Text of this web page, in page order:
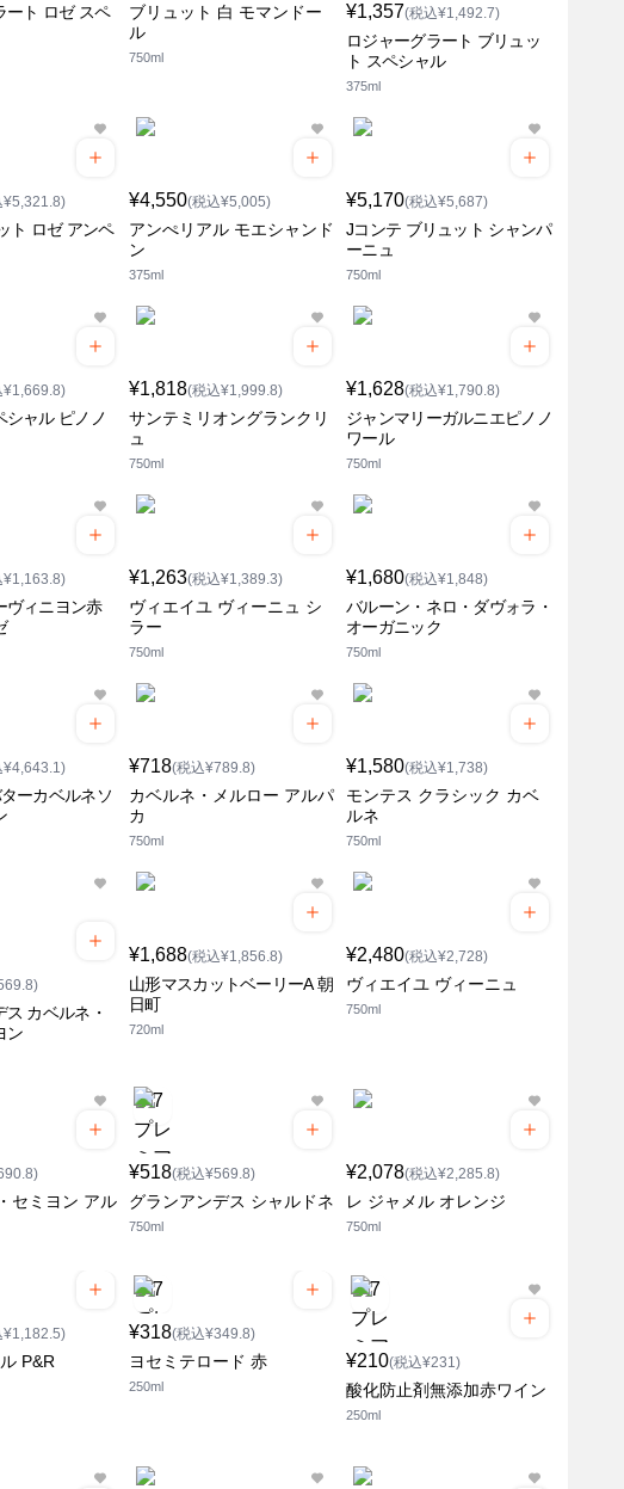
ート ロゼ スペ
ブリュット 白 モマンドー
ル
750ml
¥1,357(税込¥1,492.7)
ロジャーグラート ブリュッ
ト スペシャル
375ml
¥5,321.8)
ト ロゼ アンペ
¥4,550(税込¥5,005)
アンぺリアル モエシャンド
ン
375ml
¥5,170(税込¥5,687)
Jコンテ ブリュット シャンパ
ーニュ
750ml
¥1,669.8)
シャル ピノノ
¥1,818(税込¥1,999.8)
サンテミリオングランクリ
ュ
750ml
¥1,628(税込¥1,790.8)
ジャンマリーガルニエピノノ
ワール
750ml
¥1,163.8)
ヴィニヨン赤
¥1,263(税込¥1,389.3)
ヴィエイユ ヴィーニュ シ
ラー
750ml
¥1,680(税込¥1,848)
バルーン・ネロ・ダヴォラ・
オーガニック
750ml
¥4,643.1)
ーカベルネソ
¥718(税込¥789.8)
カベルネ・メルロー アルパ
カ
750ml
¥1,580(税込¥1,738)
モンテス クラシック カベ
ルネ
750ml
ス カベルネ・
ン
¥1,688(税込¥1,856.8)
山形マスカットベーリーA 朝
日町
720ml
¥2,480(税込¥2,728)
ヴィエイユ ヴィーニュ
750ml
セミヨン アル
¥518(税込¥569.8)
グランアンデス シャルドネ
750ml
¥2,078(税込¥2,285.8)
レ ジャメル オレンジ
750ml
¥1,182.5)
P&R
¥318(税込¥349.8)
ヨセミテロード 赤
250ml
¥210(税込¥231)
酸化防止剤無添加赤ワイン
250ml